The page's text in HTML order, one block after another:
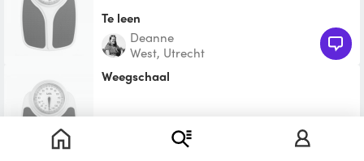
Te leen
Deanne
West, Utrecht
Weegschaal